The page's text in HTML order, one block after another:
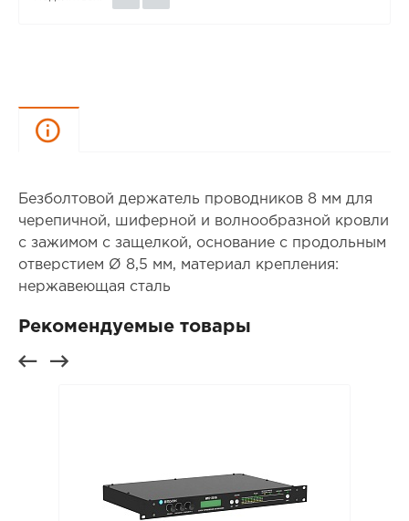
Безболтовой держатель проводников 8 мм для
черепичной, шиферной и волнообразной кровли
с зажимом с защелкой, основание с продольным
отверстием Ø 8,5 мм, материал крепления:
нержавеющая сталь
Рекомендуемые товары